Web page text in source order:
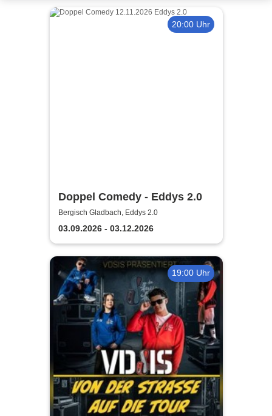
20:00 Uhr
Doppel Comedy - Eddys 2.0
Bergisch Gladbach, Eddys 2.0
03.09.2026 - 03.12.2026
19:00 Uhr